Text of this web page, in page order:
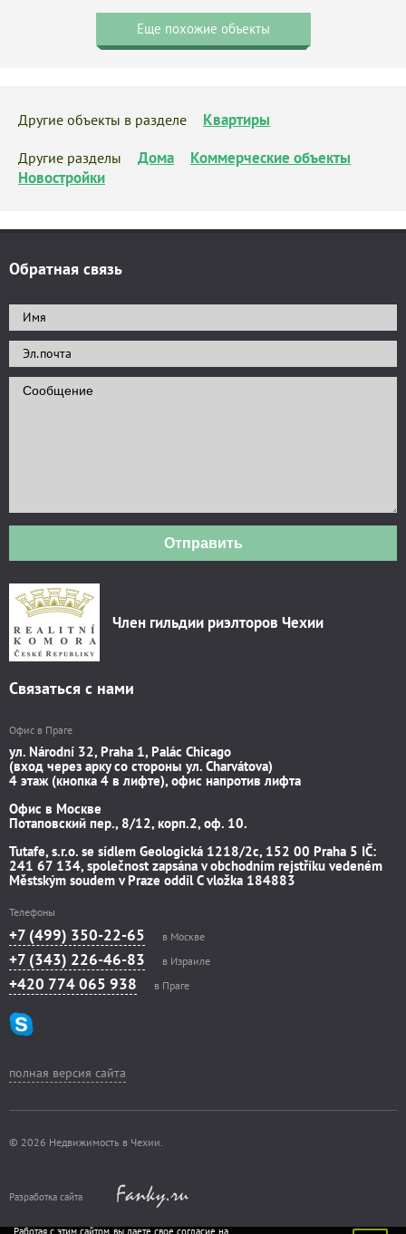
Еще похожие объекты
Другие объекты в разделе Квартиры
Другие разделы Дома
Коммерческие объекты
Новостройки
Обратная связь
Отправить
Член гильдии риэлторов Чехии
Связаться с нами
Офис в Праге
ул. Národní 32, Praha 1, Palác Chicago
(вход через арку со стороны ул. Charvátova)
4 этаж (кнопка 4 в лифте), офис напротив лифта
Офис в Москве
Потаповский пер., 8/12, корп.2, оф. 10.
Tutafe, s.r.o. se sídlem Geologická 1218/2c, 152 00 Praha 5 IČ:
241 67 134, společnost zapsána v obchodním rejstříku vedeném
Městským soudem v Praze oddíl C vložka 184883
Телефоны
+7 (499) 350-22-65 в Москве
+7 (343) 226-46-83 в Израиле
+420 774 065 938 в Праге
полная версия сайта
© 2026 Недвижимость в Чехии.
Разработка сайта
Работая с этим сайтом, вы даете свое согласие на